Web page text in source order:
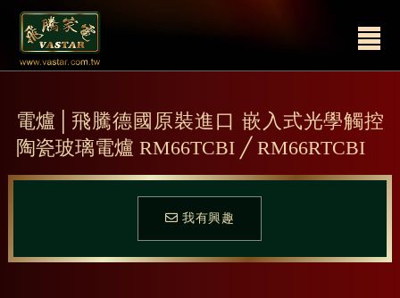
電爐│飛騰德國原裝進口 嵌入式光學觸控
陶瓷玻璃電爐 RM66TCBI ╱ RM66RTCBI
我有興趣